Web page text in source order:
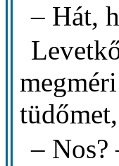
– Hát,
– Nos?